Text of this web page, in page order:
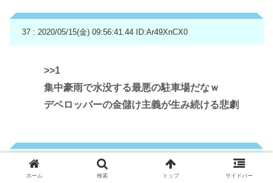
37 : 2020/05/15(金) 09:56:41.44 ID:Ar49XnCX0
>>1
集中豪雨で水没する最悪の駐車場だなｗ
デベロッパーの金儲け主義が生み続ける悲劇
38 : 2020/05/15(金) 09:59:50.53 ID:fhvNzYBc0
ホーム 検索 トップ サイドバー